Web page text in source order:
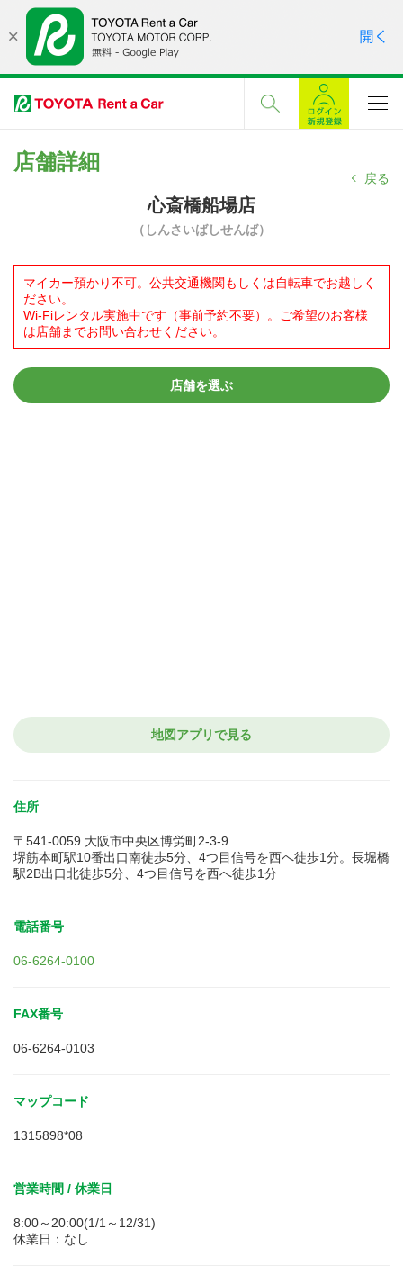
店舗詳細
戻る
心斎橋船場店
（しんさいばしせんば）
マイカー預かり不可。公共交通機関もしくは自転車でお越しく
ださい。
Wi-Fiレンタル実施中です（事前予約不要）。ご希望のお客様
は店舗までお問い合わせください。
店舗を選ぶ
地図アプリで見る
住所
〒541-0059 大阪市中央区博労町2-3-9
堺筋本町駅10番出口南徒歩5分、4つ目信号を西へ徒歩1分。長堀橋
駅2B出口北徒歩5分、4つ目信号を西へ徒歩1分
電話番号
06-6264-0100
FAX番号
06-6264-0103
マップコード
1315898*08
営業時間 / 休業日
8:00～20:00(1/1～12/31)
休業日：なし